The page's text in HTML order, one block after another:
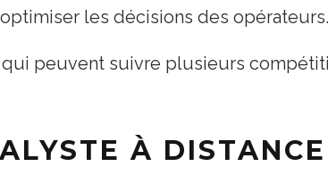
les décisions des opérateurs.
peuvent suivre plusieurs
À DISTANCE